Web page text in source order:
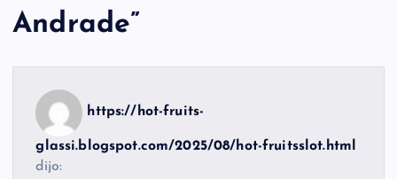
Andrade”
https://hot-fruits-
glassi.blogspot.com/2025/08/hot-fruitsslot.html
dijo: